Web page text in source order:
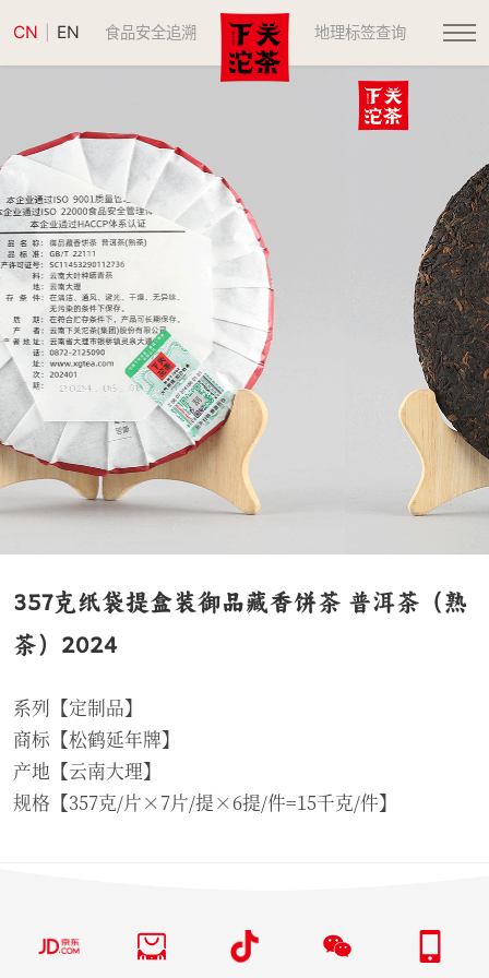
CN EN 食品安全追溯 地理标签查询
357克纸袋提盒装御品藏香饼茶 普洱茶（熟
茶）2024
系列【定制品】
商标【松鹤延年牌】
产地【云南大理】
规格【357克/片×7片/提×6提/件=15千克/件】